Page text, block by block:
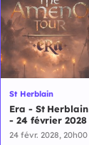
St Herblain
Era - St Herblain
- 24 février 2028
24 févr. 2028, 20h00